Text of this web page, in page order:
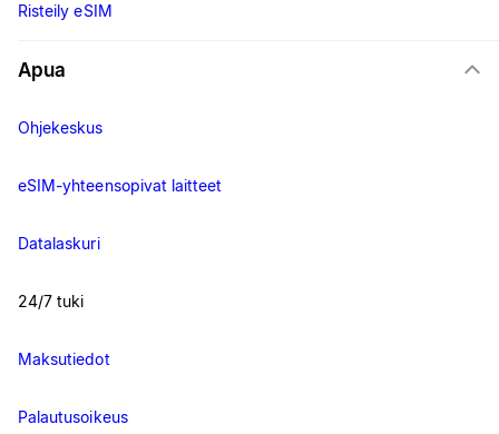
Risteily eSIM
Apua
Ohjekeskus
eSIM-yhteensopivat laitteet
Datalaskuri
24/7 tuki
Maksutiedot
Palautusoikeus